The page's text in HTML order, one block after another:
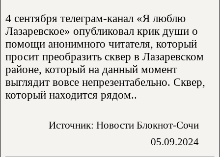
4 сентября телеграм-канал «Я люблю
Лазаревское» опубликовал крик души о
помощи анонимного читателя, который
просит преобразить сквер в Лазаревском
районе, который на данный момент
выглядит вовсе непрезентабельно. Сквер,
который находится рядом..
Источник: Новости Блокнот-Сочи
05.09.2024